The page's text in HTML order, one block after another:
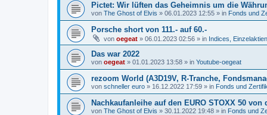
Pictet: Wir lüften das Geheimnis um die
von The Ghost of Elvis » 06.01.2023 12:55 » in Fonds und
Porsche short von 111.- auf 60.-
von oegeat » 06.01.2023 02:56 » in Indices,
Das war 2022
von oegeat » 01.01.2023 13:58 » in Youtube-oegeat
rezoom World (A3D19V, R-Tranche,
von schneller euro » 16.12.2022 17:59 » in Fonds und
Nachkaufanleihe auf den EURO STOXX 50 von
von The Ghost of Elvis » 30.11.2022 19:48 » in Fonds und